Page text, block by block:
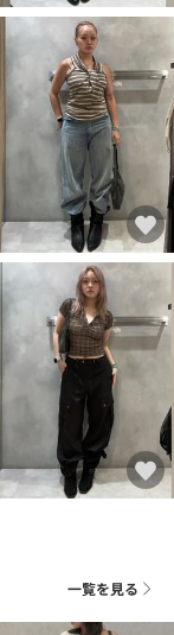
一覧を見る